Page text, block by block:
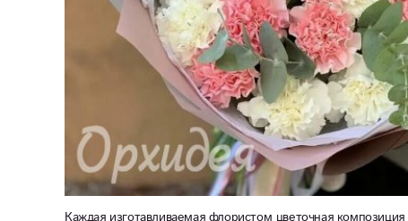
Каждая изготавливаемая флористом цветочная